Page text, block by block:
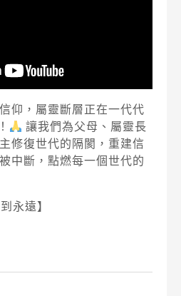
仰，屬靈斷層正在一代代
讓我們為父母、屬靈長
修復世代的隔閡，重建信
中斷，點燃每一個世代的
永遠】